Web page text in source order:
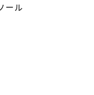
ール